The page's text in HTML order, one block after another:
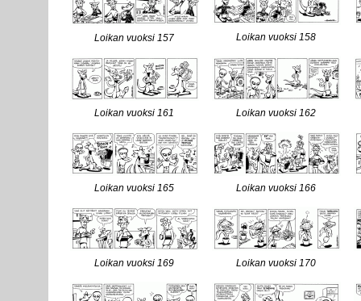
Loikan vuoksi 157 Loikan vuoksi 158
Loikan vuoksi 161 Loikan vuoksi 162
Loikan vuoksi 165 Loikan vuoksi 166
Loikan vuoksi 169 Loikan vuoksi 170